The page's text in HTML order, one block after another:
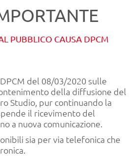
PUBBLICO CAUSA DPCM
del 08/03/2020 sulle
della diffusione del
Studio, pur continuando la
il ricevimento del
a nuova comunicazione.
sia per via telefonica che